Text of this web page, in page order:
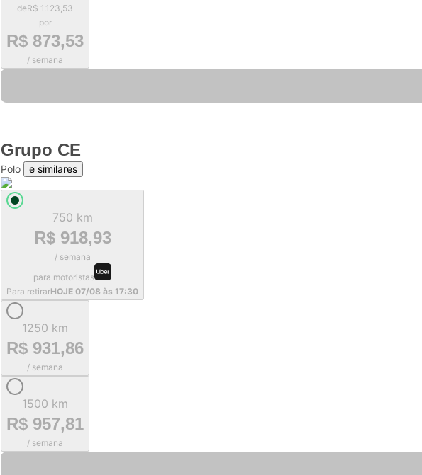
deR$ 1.123,53
por
R$ 873,53
/ semana
Grupo CE
Polo e similares
750 km
R$ 918,93
/ semana
para motoristas
Para retirarHOJE 07/08 às 17:30
1250 km
R$ 931,86
/ semana
1500 km
R$ 957,81
/ semana